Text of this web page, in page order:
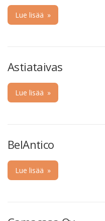
Lue lisää »
Astiataivas
Lue lisää »
BelAntico
Lue lisää »